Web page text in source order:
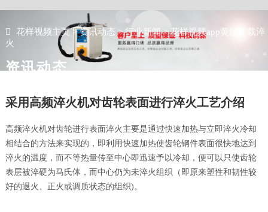
花样视频主页>资讯动态 >行业新闻>花样视频app黄版下载淬
火
资讯动态
采用高频淬火机对齿轮表面进行淬火工艺介绍
高频淬火机对齿轮进行表面淬火主要是通过快速加热与立即淬火冷却
相结合的方法来实现的，即利用快速加热使齿轮钢件表面很快地达到
淬火的温度，而不等热量传至中心即迅速予以冷却，便可以只使齿轮
表层被淬硬为马氏体，而中心仍为未淬火组织（即原来塑性和韧性较
好的退火、正火或调质状态的组织)。